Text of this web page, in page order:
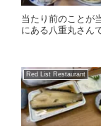
当たり前のことが
にある八重丸さん
Red List Restaurant